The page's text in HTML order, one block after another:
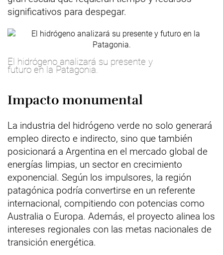
significativos para despegar.
El hidrógeno analizará su presente y
futuro en la Patagonia.
Impacto monumental
La industria del hidrógeno verde no solo generará
empleo directo e indirecto, sino que también
posicionará a Argentina en el mercado global de
energías limpias, un sector en crecimiento
exponencial. Según los impulsores, la región
patagónica podría convertirse en un referente
internacional, compitiendo con potencias como
Australia o Europa. Además, el proyecto alinea los
intereses regionales con las metas nacionales de
transición energética.